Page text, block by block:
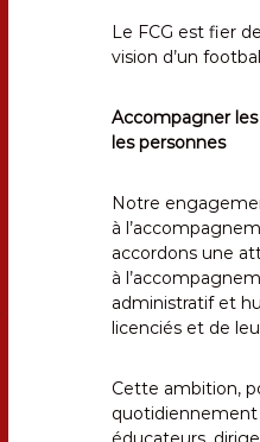
Le FCG est fier
vision d’un
Accompagner
les personnes
Notre
à
accordons une
à
administratif et
licenciés et de
Cette ambition,
quotidiennement